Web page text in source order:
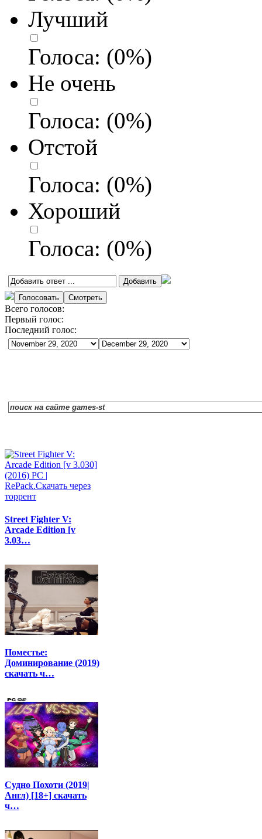
Лучший
Голоса: (0%)
Не очень
Голоса: (0%)
Отстой
Голоса: (0%)
Хороший
Голоса: (0%)
Всего голосов:
Первый голос:
Последний голос:
Street Fighter V:
Arcade Edition [v
3.03…
Поместье:
Доминирование (2019)
скачать ч…
Судно Похоти (2019|
Англ) [18+] скачать
ч…